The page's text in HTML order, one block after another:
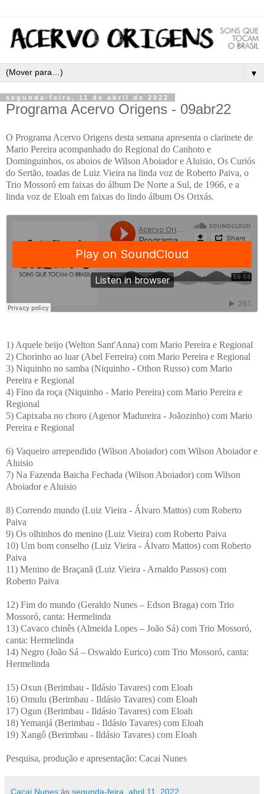
▼
segunda-feira, 11 de abril de 2022
Programa Acervo Origens - 09abr22
O Programa Acervo Origens desta semana apresenta o clarinete de
Mario Pereira acompanhado do Regional do Canhoto e
Dominguinhos, os aboios de Wilson Aboiador e Aluisio, Os Curiós
do Sertão, toadas de Luiz Vieira na linda voz de Roberto Paiva, o
Trio Mossoró em faixas do álbum De Norte a Sul, de 1966, e a
linda voz de Eloah em faixas do lindo álbum Os Orixás.
1) Aquele beijo (Welton Sant'Anna) com Mario Pereira e Regional
2) Chorinho ao luar (Abel Ferreira) com Mario Pereira e Regional
3) Niquinho no samba (Niquinho - Othon Russo) com Mario
Pereira e Regional
4) Fino da roça (Niquinho - Mario Pereira) com Mario Pereira e
Regional
5) Capixaba no choro (Agenor Madureira - Joãozinho) com Mario
Pereira e Regional
6) Vaqueiro arrependido (Wilson Aboiador) com Wilson Aboiador e
Aluisio
7) Na Fazenda Baicha Fechada (Wilson Aboiador) com Wilson
Aboiador e Aluisio
8) Correndo mundo (Luiz Vieira - Álvaro Mattos) com Roberto
Paiva
9) Os olhinhos do menino (Luiz Vieira) com Roberto Paiva
10) Um bom conselho (Luiz Vieira - Álvaro Mattos) com Roberto
Paiva
11) Menino de Braçanã (Luiz Vieira - Arnaldo Passos) com
Roberto Paiva
12) Fim do mundo (Geraldo Nunes – Edson Braga) com Trio
Mossoró, canta: Hermelinda
13) Cavaco chinês (Almeida Lopes – João Sá) com Trio Mossoró,
canta: Hermelinda
14) Negro (João Sá – Oswaldo Eurico) com Trio Mossoró, canta:
Hermelinda
15) Oxun (Berimbau - Ildásio Tavares) com Eloah
16) Omulu (Berimbau - Ildásio Tavares) com Eloah
17) Ogun (Berimbau - Ildásio Tavares) com Eloah
18) Yemanjá (Berimbau - Ildásio Tavares) com Eloah
19) Xangô (Berimbau - Ildásio Tavares) com Eloah
Pesquisa, produção e apresentação: Cacai Nunes
Cacai Nunes às segunda-feira, abril 11, 2022